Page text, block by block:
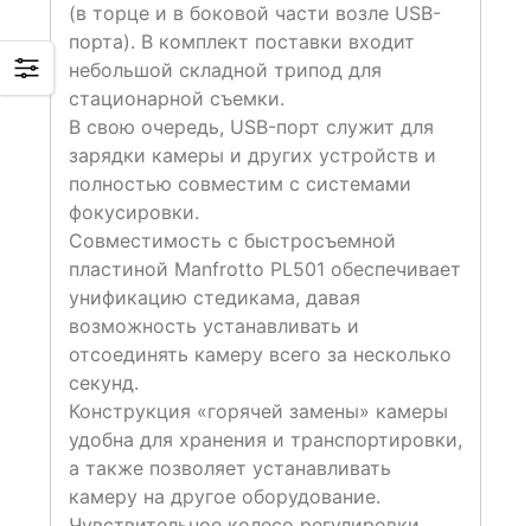
(в торце и в боковой части возле USB-
порта). В комплект поставки входит
небольшой складной трипод для
стационарной съемки.
В свою очередь, USB-порт служит для
зарядки камеры и других устройств и
полностью совместим с системами
фокусировки.
Совместимость с быстросъемной
пластиной Manfrotto PL501 обеспечивает
унификацию стедикама, давая
возможность устанавливать и
отсоединять камеру всего за несколько
секунд.
Конструкция «горячей замены» камеры
удобна для хранения и транспортировки,
а также позволяет устанавливать
камеру на другое оборудование.